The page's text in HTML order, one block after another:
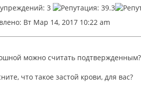
Вт Мар 14, 2017 10:22 am
можно считать подтвержденным?
что такое застой крови, для вас?